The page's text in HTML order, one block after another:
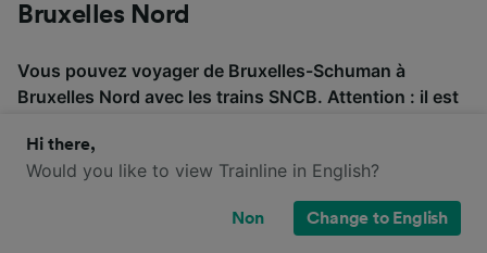
Bruxelles Nord
Vous pouvez voyager de Bruxelles-Schuman à
Bruxelles Nord avec les trains SNCB. Attention : il est
compagnies de train et que des changements soient
prévus. Vérifiez donc bien si vous devez prendre une
correspondance avant d'acheter vos billets de train.
Hi there,
Would you like to view Trainline in English?
Non Change to English